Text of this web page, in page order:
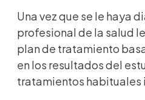
Una vez que se le haya
profesional de la salud
plan de tratamiento
en los resultados del
tratamientos habituales